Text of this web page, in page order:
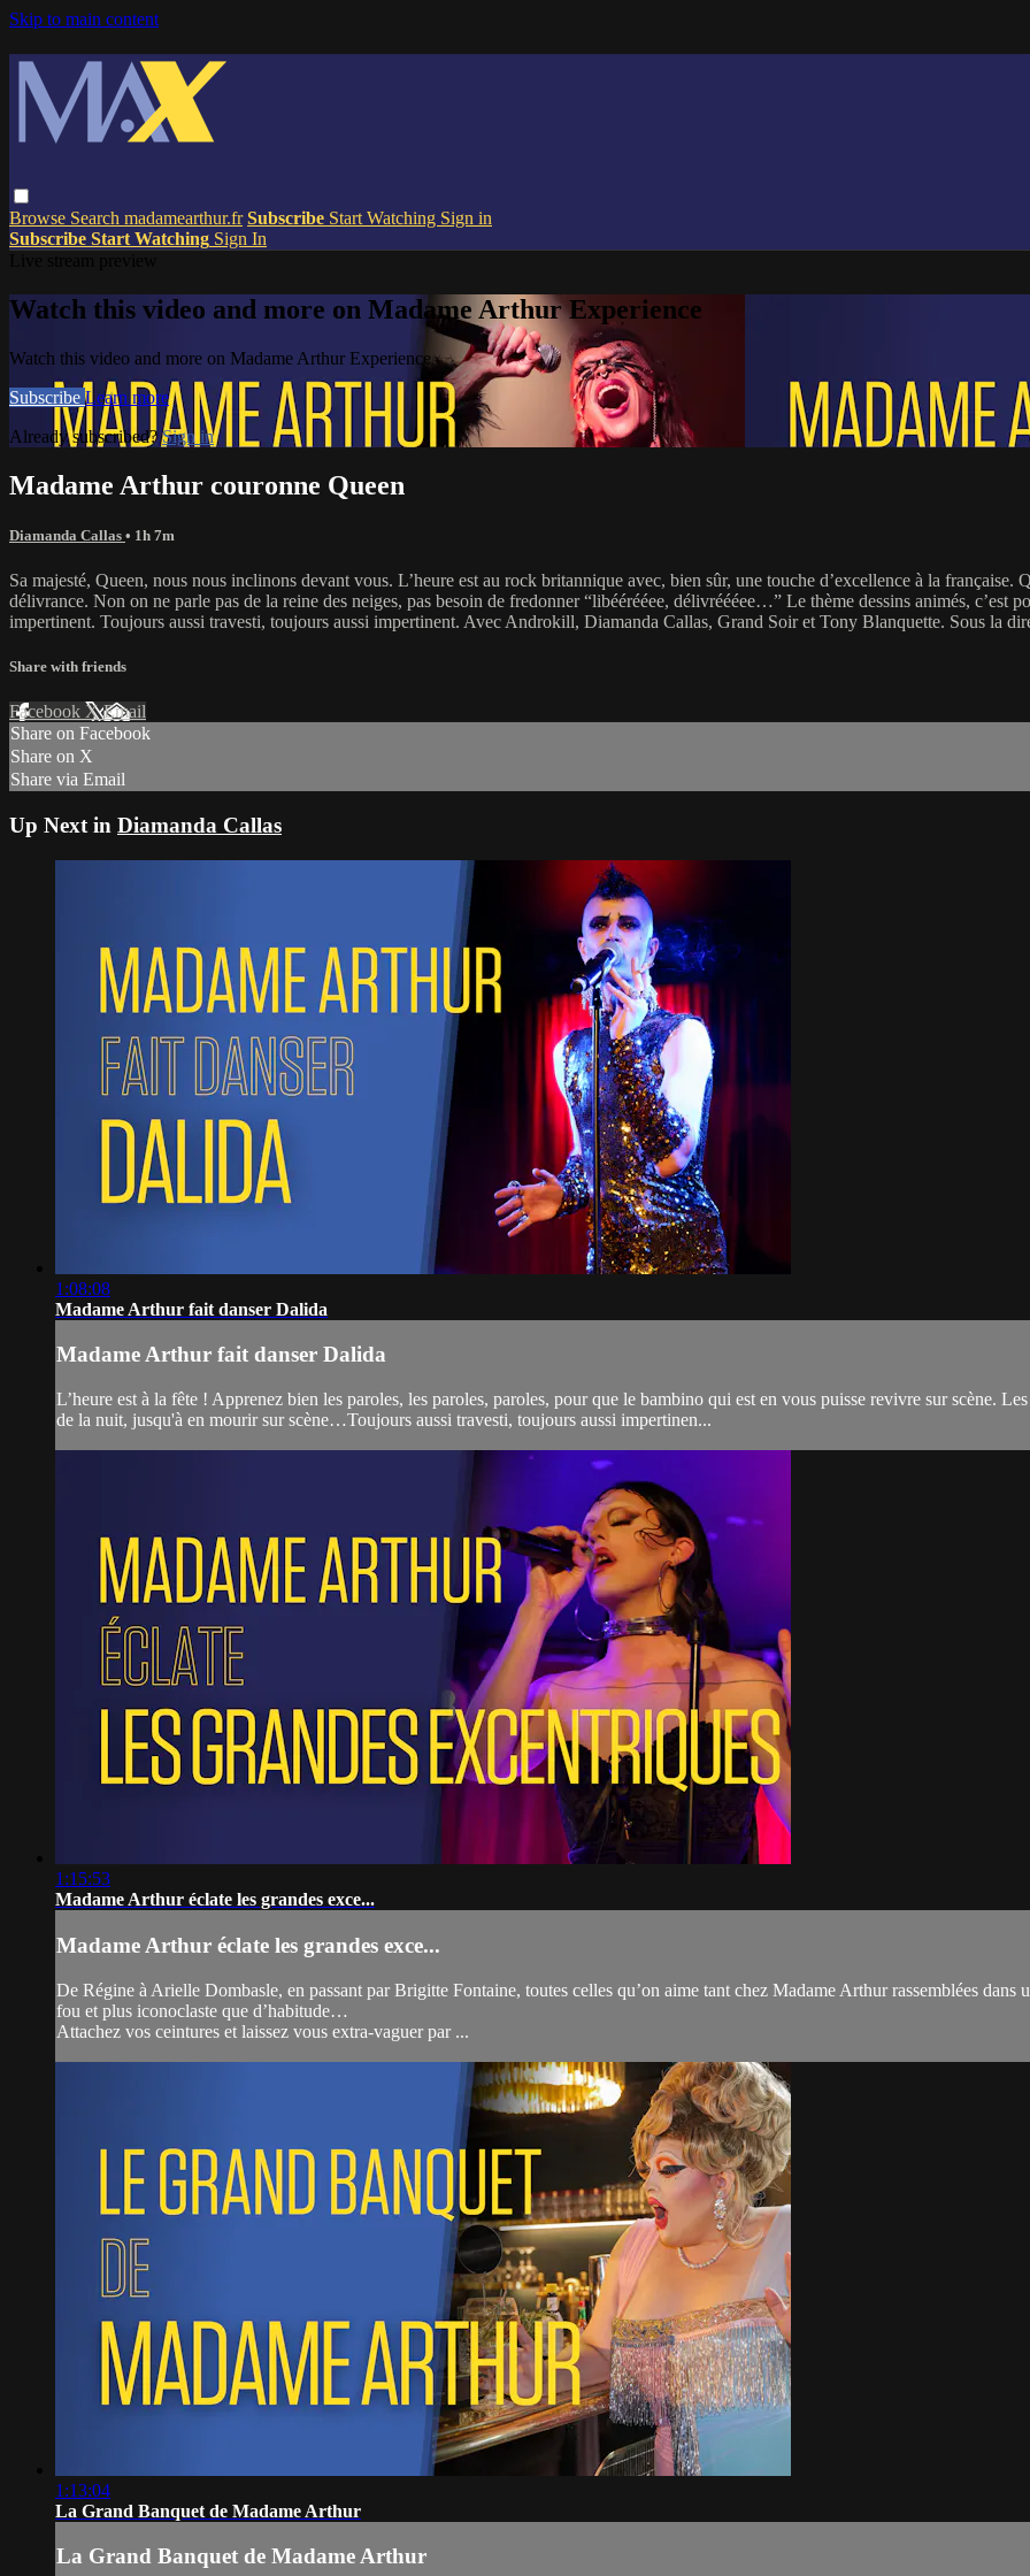
Skip to main content
Browse Search madamearthur.fr Subscribe Start Watching Sign in
Subscribe Start Watching Sign In
Watch this video and more on Madame Arthur Experience
Watch this video and more on Madame Arthur Experience
Subscribe Learn more
Already subscribed?Sign in
Madame Arthur couronne Queen
Diamanda Callas • 1h 7m
Sa majesté, Queen, nous nous inclinons devant vous. L’heure est au rock britannique avec, bien sûr, une touche d’excellence à la française.
délivrance. Non on ne parle pas de la reine des neiges, pas besoin de fredonner “libéérééee, délivréééee…” Le thème dessins animés, c’est
impertinent. Toujours aussi travesti, toujours aussi impertinent. Avec Androkill, Diamanda Callas, Grand Soir et Tony Blanquette. Sous la
Share with friends
Facebook XEmail
Share on Facebook
Share on X
Share via Email
Up Next in Diamanda Callas
1:08:08
Madame Arthur fait danser Dalida
Madame Arthur fait danser Dalida
L’heure est à la fête ! Apprenez bien les paroles, les paroles, paroles, pour que le bambino qui est en vous puisse revivre sur scène.
de la nuit, jusqu'à en mourir sur scène…Toujours aussi travesti, toujours aussi impertinen...
1:15:53
Madame Arthur éclate les grandes exce...
Madame Arthur éclate les grandes exce...
De Régine à Arielle Dombasle, en passant par Brigitte Fontaine, toutes celles qu’on aime tant chez Madame Arthur rassemblées
fou et plus iconoclaste que d’habitude…
Attachez vos ceintures et laissez vous extra-vaguer par ...
1:13:04
La Grand Banquet de Madame Arthur
La Grand Banquet de Madame Arthur